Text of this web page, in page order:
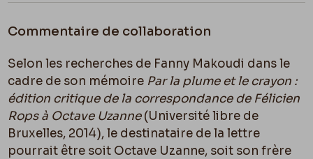
Commentaire de collaboration
Selon les recherches de Fanny Makoudi dans le
cadre de son mémoire Par la plume et le crayon :
édition critique de la correspondance de Félicien
Rops à Octave Uzanne(Université libre de
Bruxelles, 2014), le destinataire de la lettre
pourrait être soit Octave Uzanne, soit son frère